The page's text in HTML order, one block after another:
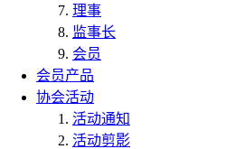
理事
监事长
会员
会员产品
协会活动
活动通知
活动剪影